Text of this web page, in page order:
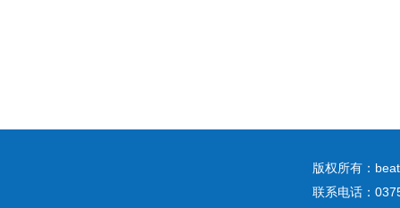
版权所有：
联系电话：